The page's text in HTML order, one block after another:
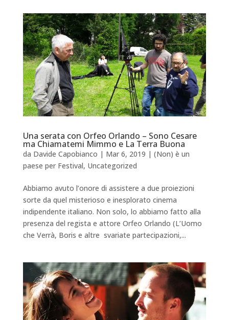
Una serata con Orfeo Orlando – Sono Cesare
ma Chiamatemi Mimmo e La Terra Buona
da Davide Capobianco | Mar 6, 2019 | (Non) è un
paese per Festival, Uncategorized
Abbiamo avuto l’onore di assistere a due proiezioni
sorte da quel misterioso e inesplorato cinema
indipendente italiano. Non solo, lo abbiamo fatto alla
presenza del regista e attore Orfeo Orlando (L’Uomo
che Verrà, Boris e altre svariate partecipazioni,...